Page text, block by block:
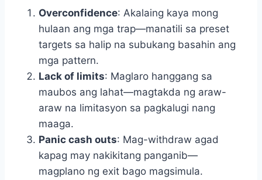
Overconfidence: Akalaing kaya mong
hulaan ang mga trap—manatili sa preset
targets sa halip na subukang basahin ang
mga pattern.
Lack of limits: Maglaro hanggang sa
maubos ang lahat—magtakda ng araw-
araw na limitasyon sa pagkalugi nang
maaga.
Panic cash outs: Mag-withdraw agad
kapag may nakikitang panganib—
magplano ng exit bago magsimula.